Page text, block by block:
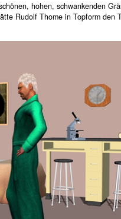
hohen, schwankenden
Rudolf Thome in Topform den